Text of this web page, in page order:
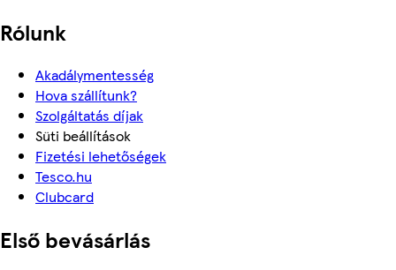
Rólunk
Akadálymentesség
Hova szállítunk?
Szolgáltatás díjak
Süti beállítások
Fizetési lehetőségek
Tesco.hu
Clubcard
Első bevásárlás